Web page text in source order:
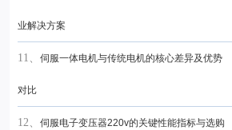
业解决方案
11、 伺服一体电机与传统电机的核心差异及优势
对比
12、 伺服电子变压器220v的关键性能指标与选购